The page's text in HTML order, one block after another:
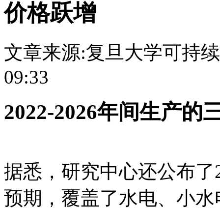
价格跃增
文章来源:复旦大学可持
09:33
2022-2026年间生产的
据悉，研究中心还公布了
预期，覆盖了水电、小